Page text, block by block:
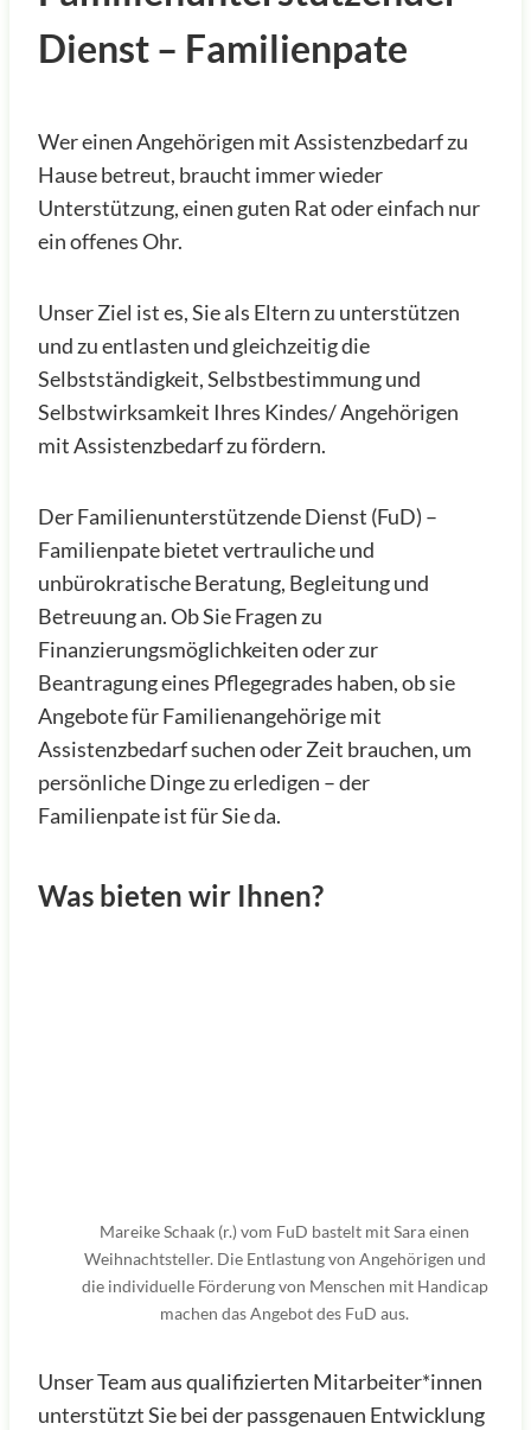
Dienst – Familienpate
Wer einen Angehörigen mit Assistenzbedarf zu
Hause betreut, braucht immer wieder
Unterstützung, einen guten Rat oder einfach nur
ein offenes Ohr.
Unser Ziel ist es, Sie als Eltern zu unterstützen
und zu entlasten und gleichzeitig die
Selbstständigkeit, Selbstbestimmung und
Selbstwirksamkeit Ihres Kindes/ Angehörigen
mit Assistenzbedarf zu fördern.
Der Familienunterstützende Dienst (FuD) –
Familienpate bietet vertrauliche und
unbürokratische Beratung, Begleitung und
Betreuung an. Ob Sie Fragen zu
Finanzierungsmöglichkeiten oder zur
Beantragung eines Pflegegrades haben, ob sie
Angebote für Familienangehörige mit
Assistenzbedarf suchen oder Zeit brauchen, um
persönliche Dinge zu erledigen – der
Familienpate ist für Sie da.
Was bieten wir Ihnen?
Mareike Schaak (r.) vom FuD bastelt mit Sara einen
Weihnachtsteller. Die Entlastung von Angehörigen und
die individuelle Förderung von Menschen mit Handicap
machen das Angebot des FuD aus.
Unser Team aus qualifizierten Mitarbeiter*innen
unterstützt Sie bei der passgenauen Entwicklung